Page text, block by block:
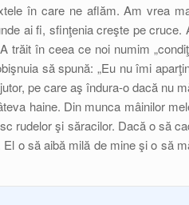
în care ne aflăm. Am vrea
ai fi, sfinţenia creşte pe cruce.
trăit în ceea ce noi numim
să spună: „Eu nu îmi
pe care aş îndura-o dacă nu
haine. Din munca mâinilor
rudelor şi săracilor. Dacă o să
o să aibă milă de mine şi o să